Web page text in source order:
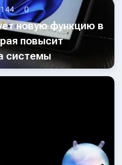
144 0
новую функцию в
повысит
системы